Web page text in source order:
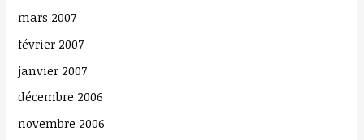
mars 2007
février 2007
janvier 2007
décembre 2006
novembre 2006